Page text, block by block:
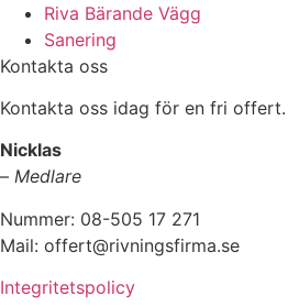
Riva Bärande Vägg
Sanering
Kontakta oss
Kontakta oss idag för en fri offert.
Nicklas
– Medlare
Nummer: 08-505 17 271
Mail: offert@rivningsfirma.se
Integritetspolicy